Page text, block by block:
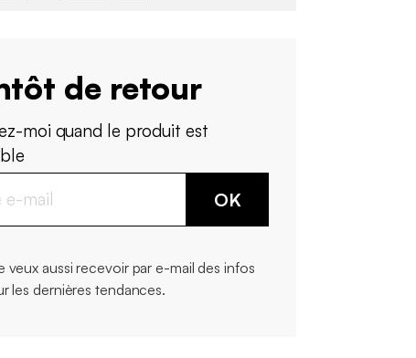
de retour
moi quand le produit est
OK
veux aussi recevoir par e-mail des infos
les dernières tendances.